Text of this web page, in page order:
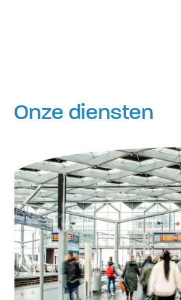
Onze diensten